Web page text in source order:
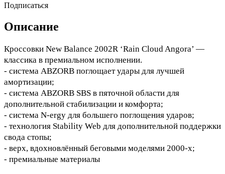
Подписаться
Описание
Кроссовки New Balance 2002R ‘Rain Cloud Angora’ —
классика в премиальном исполнении.
- система ABZORB поглощает удары для лучшей
амортизации;
- система ABZORB SBS в пяточной области для
дополнительной стабилизации и комфорта;
- система N-ergy для большего поглощения ударов;
- технология Stability Web для дополнительной поддержки
свода стопы;
- верх, вдохновлённый беговыми моделями 2000-х;
- премиальные материалы